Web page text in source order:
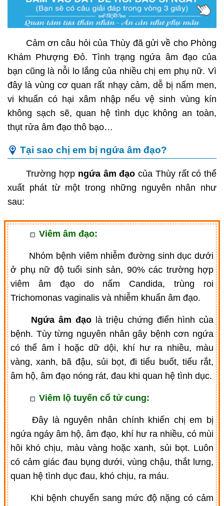
Cảm ơn câu hỏi của Thùy đã gửi về cho Phòng
Khám Phượng Đỏ. Tình trạng ngứa âm đạo của
bạn cũng là nỗi lo lắng của nhiều chị em phụ nữ. Vì
đây là vùng cơ quan rất nhạy cảm, dễ bị nấm men,
vi khuẩn có hại xâm nhập nếu vệ sinh vùng kín
không sạch sẽ, quan hệ tình dục không an toàn,
thụt rửa âm đạo thô bạo…
Tại sao chị em bị ngứa âm đạo?
Trường hợp ngứa âm đạo của Thùy rất có thể
xuất phát từ một trong những nguyên nhân như
sau:
Viêm âm đạo:
Nhóm bệnh viêm nhiễm đường sinh dục dưới
ở phụ nữ độ tuổi sinh sản, 90% các trường hợp
viêm âm đạo do nấm Candida, trùng roi
Trichomonas vaginalis và nhiễm khuẩn âm đạo.
Ngứa âm đạolà triệu chứng điển hình của
bệnh. Tùy từng nguyên nhân gây bệnh cơn ngứa
có thể âm ỉ hoặc dữ dội, khí hư ra nhiều, màu
vàng, xanh, bã đậu, sủi bọt, đi tiểu buốt, tiểu rắt,
âm hộ, âm đạo nóng rát, đau khi quan hệ tình dục.
Viêm lộ tuyến cổ tử cung:
Đây là nguyên nhân chính khiến chị em bị
ngứa ngáy âm hộ, âm đạo, khí hư ra nhiều, có mùi
hôi khó chịu, màu vàng hoặc xanh, sủi bọt. Luôn
có cảm giác đau bụng dưới, vùng chậu, thắt lưng,
quan hệ tình dục đau, khó chịu, ra máu.
Khi bệnh chuyển sang mức độ nặng có cảm